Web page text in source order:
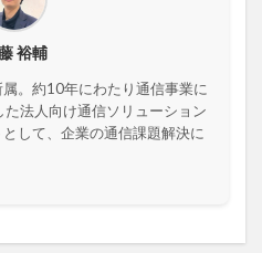
裕輔
。約10年にわたり通信事業に
法人向け通信ソリューション
して、企業の通信課題解決に